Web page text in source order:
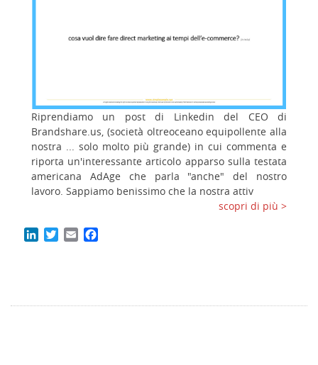
Riprendiamo un post di Linkedin del CEO di
Brandshare.us, (società oltreoceano equipollente alla
nostra ... solo molto più grande) in cui commenta e
riporta un'interessante articolo apparso sulla testata
americana AdAge che parla "anche" del nostro
lavoro. Sappiamo benissimo che la nostra attiv
scopri di più >
LinkedInTwitter
Email